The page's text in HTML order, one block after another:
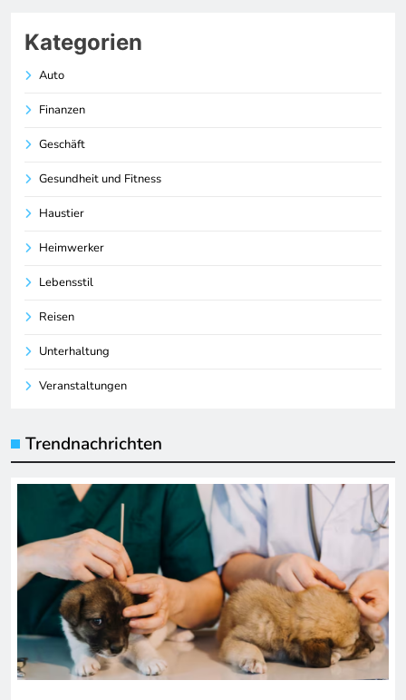
Kategorien
Auto
Finanzen
Geschäft
Gesundheit und Fitness
Haustier
Heimwerker
Lebensstil
Reisen
Unterhaltung
Veranstaltungen
Trendnachrichten